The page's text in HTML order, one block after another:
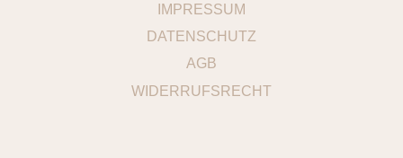
IMPRESSUM
DATENSCHUTZ
AGB
WIDERRUFSRECHT